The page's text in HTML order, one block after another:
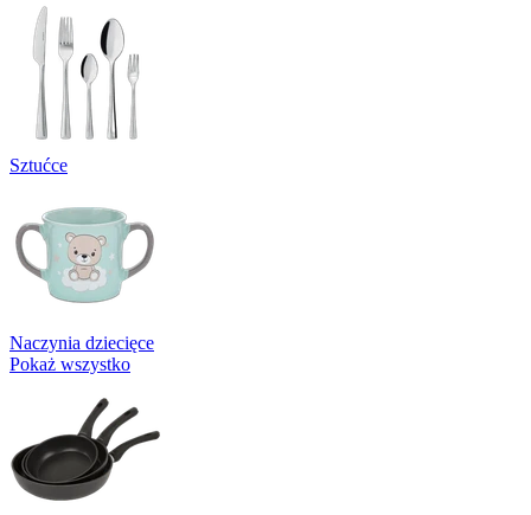
Sztućce
Naczynia dziecięce
Pokaż wszystko